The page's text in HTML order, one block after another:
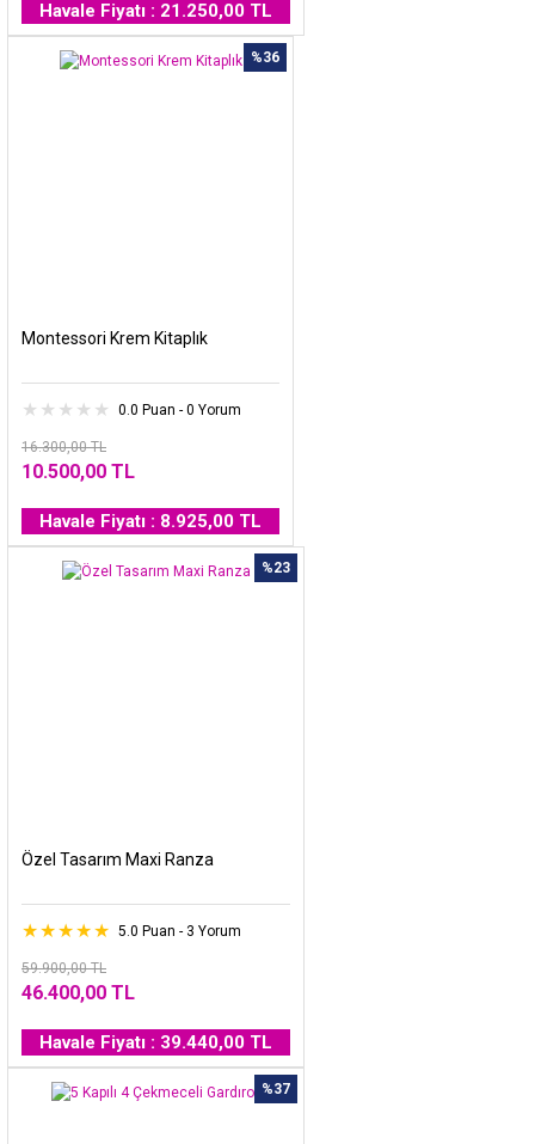
Havale Fiyatı : 21.250,00 TL
%36
Montessori Krem Kitaplık
0.0 Puan - 0 Yorum
16.300,00 TL
10.500,00 TL
Havale Fiyatı : 8.925,00 TL
%23
Özel Tasarım Maxi Ranza
5.0 Puan - 3 Yorum
59.900,00 TL
46.400,00 TL
Havale Fiyatı : 39.440,00 TL
%37